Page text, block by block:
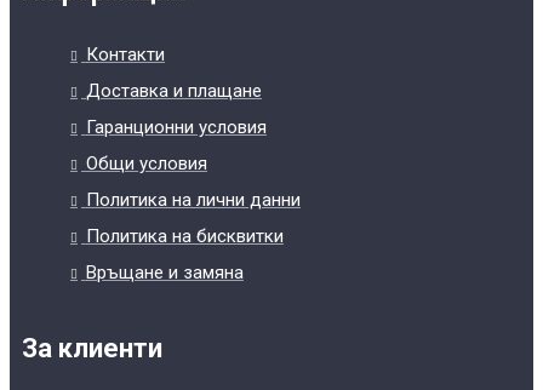
Контакти
Доставка и плащане
Гаранционни условия
Общи условия
Политика на лични данни
Политика на бисквитки
Връщане и замяна
За клиенти